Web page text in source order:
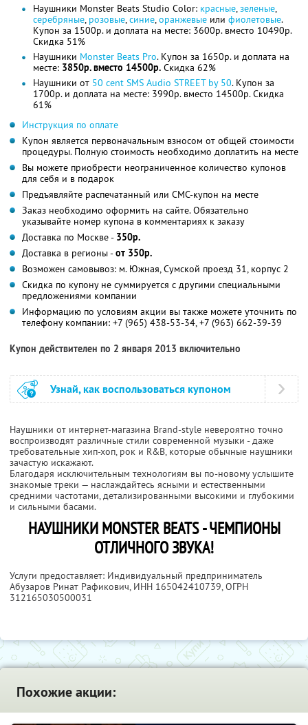
Наушники Monster Beats Studio Color: красные,зеленые,
серебряные, розовые,синие,оранжевые или фиолетовые.
Купон за 1500р. и доплата на месте: 3600р. вместо 10490р.
Скидка 51%
Наушники Monster Beats Pro. Купон за 1650р. и доплата на
месте: 3850р. вместо 14500р. Скидка 62%
Наушники от 50 cent SMS Audio STREET by 50. Купон за
1700р. и доплата на месте: 3990р. вместо 14500р. Скидка
61%
Инструкция по оплате
Купон является первоначальным взносом от общей стоимости
процедуры. Полную стоимость необходимо доплатить на месте
Вы можете приобрести неограниченное количество купонов
для себя и в подарок
Предъявляйте распечатанный или СМС-купон на месте
Заказ необходимо оформить на сайте. Обязательно
указывайте номер купона в комментариях к заказу
Доставка по Москве - 350р.
Доставка в регионы -от 350р.
Возможен самовывоз: м. Южная, Сумской проезд 31, корпус 2
Скидка по купону не суммируется с другими специальными
предложениями компании
Информацию по условиям акции вы также можете уточнить по
телефону компании: +7 (965) 438-53-34, +7 (963) 662-39-39
Купон действителен по 2 января 2013 включительно
Узнай, как воспользоваться купоном
Наушники от интернет-магазина Brand-style невероятно точно
воспроизводят различные стили современной музыки - даже
требовательные хип-хоп, рок и R&B, которые обычные наушники
зачастую искажают.
Благодаря исключительным технологиям вы по-новому услышите
знакомые треки — наслаждайтесь ясными и естественными
средними частотами, детализированными высокими и глубокими
и сильными басами.
НАУШНИКИ MONSTER BEATS - ЧЕМПИОНЫ
ОТЛИЧНОГО ЗВУКА!
Услуги предоставляет: Индивидуальный предприниматель
Абузаров Ринат Рафикович, ИНН 165042410739, ОГРН
312165030500031
Похожие акции: